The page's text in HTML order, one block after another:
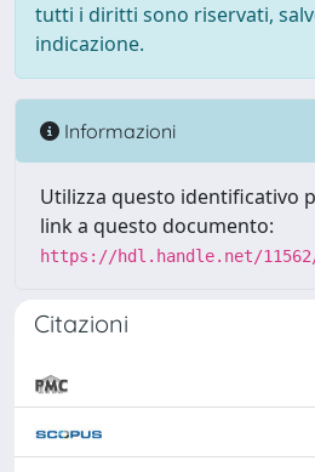
tutti i diritti sono riservati,
indicazione.
Informazioni
Utilizza questo identificativo
link a questo documento:
https://hdl.handle.net/11562/
Citazioni